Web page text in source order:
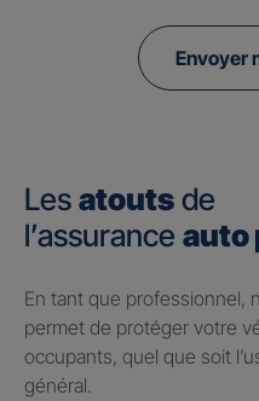
Envoyer
Les atouts de
l’assurance auto
En tant que professionnel,
permet de protéger votre
occupants, quel que soit
général.